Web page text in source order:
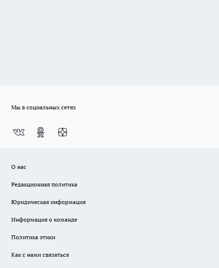
Мы в социальных сетях
О нас
Редакционная политика
Юридическая информация
Информация о команде
Политика этики
Как с нами связаться